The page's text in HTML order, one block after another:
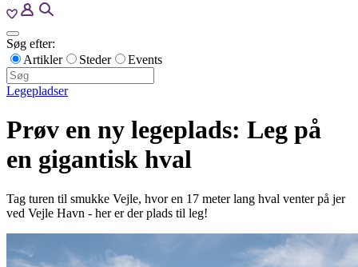
Søg efter:
Artikler
Steder Events
Legepladser
Prøv en ny legeplads: Leg på
en gigantisk hval
Tag turen til smukke Vejle, hvor en 17 meter lang hval venter på jer
ved Vejle Havn - her er der plads til leg!